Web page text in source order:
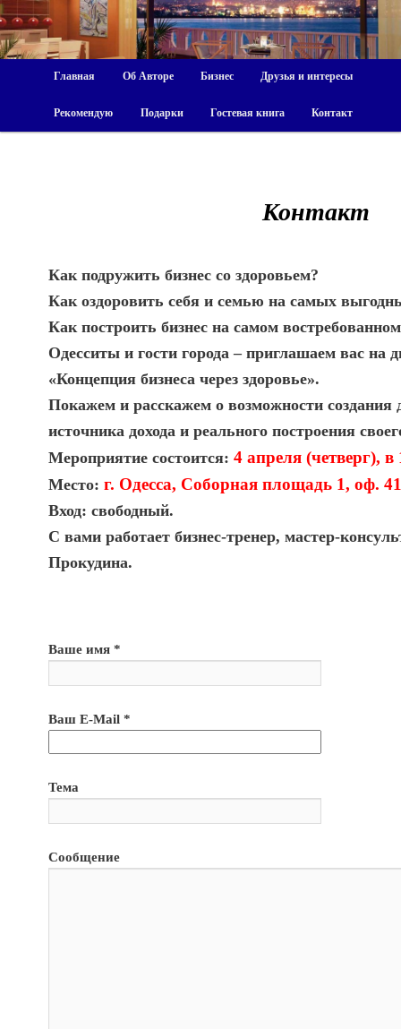
Главная Об Авторе Бизнес Друзья и интересы
Рекомендую Подарки Гостевая книга Контакт
Контакт
Как подружить бизнес со здоровьем?
Как оздоровить себя и семью на самых
Как построить бизнес на самом
Одесситы и гости города – приглашаем вас на
«Концепция бизнеса через здоровье».
Покажем и расскажем о возможности создания
источника дохода и реального построения
Мероприятие состоится: 4 апреля (четверг), в
Место: г. Одесса, Соборная площадь 1, оф.
Вход: свободный.
С вами работает бизнес-тренер, мастер-
Прокудина.
Ваше имя *
Ваш E-Mail *
Тема
Сообщение